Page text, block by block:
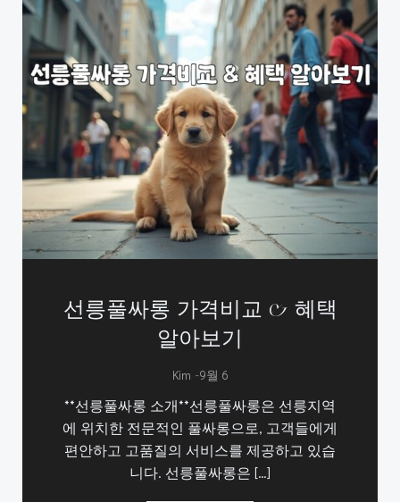
선릉풀싸롱 가격비교 & 혜택
알아보기
Kim -9월 6
**선릉풀싸롱 소개**선릉풀싸롱은 선릉지역
에 위치한 전문적인 풀싸롱으로, 고객들에게
편안하고 고품질의 서비스를 제공하고 있습
니다. 선릉풀싸롱은 […]